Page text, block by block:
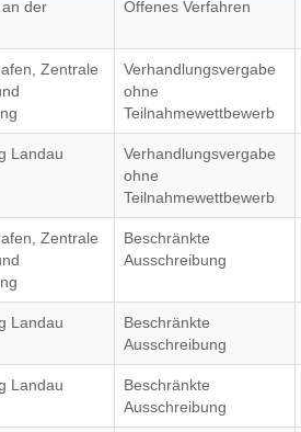
der
Offenes Verfahren
Zentrale
Verhandlungsvergabe
ohne
Teilnahmewettbewerb
Landau
Verhandlungsvergabe
ohne
Teilnahmewettbewerb
Zentrale
Beschränkte
Ausschreibung
Landau
Beschränkte
Ausschreibung
Landau
Beschränkte
Ausschreibung